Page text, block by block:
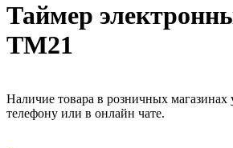
Таймер
ТМ21
Наличие товара в розничных магазинах
телефону или в онлайн чате.